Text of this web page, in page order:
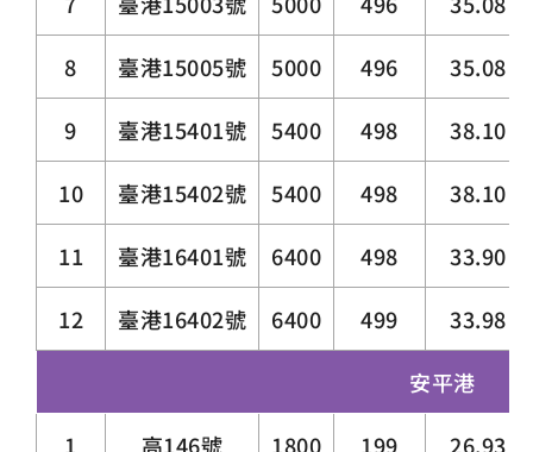
8 臺港15005號 5000 496 35.08
9 臺港15401號 5400 498 38.10
10 臺港15402號 5400 498 38.10
11 臺港16401號 6400 498 33.90
12 臺港16402號 6400 499 33.98
安平港
1 高146號 1800 199 26.93